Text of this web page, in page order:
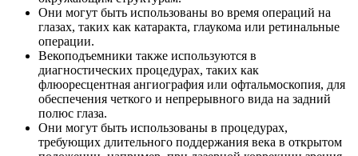
Они могут быть использованы во время операций на
глазах, таких как катаракта, глаукома или ретинальные
операции.
Векоподъемники также используются в
диагностических процедурах, таких как
флюоресцентная ангиография или офтальмоскопия, для
обеспечения четкого и непрерывного вида на задний
полюс глаза.
Они могут быть использованы в процедурах,
требующих длительного поддержания века в открытом